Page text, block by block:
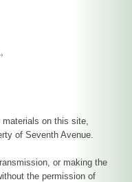
on this site,
of Seventh Avenue.
or making the
the permission of